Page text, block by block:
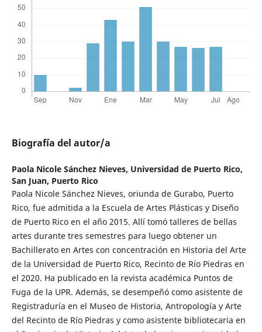
Biografía del autor/a
Paola Nicole Sánchez Nieves, Universidad de Puerto Rico,
San Juan, Puerto Rico
Paola Nicole Sánchez Nieves, oriunda de Gurabo, Puerto
Rico, fue admitida a la Escuela de Artes Plásticas y Diseño
de Puerto Rico en el año 2015. Allí tomó talleres de bellas
artes durante tres semestres para luego obtener un
Bachillerato en Artes con concentración en Historia del Arte
de la Universidad de Puerto Rico, Recinto de Río Piedras en
el 2020. Ha publicado en la revista académica Puntos de
Fuga de la UPR. Además, se desempeñó como asistente de
Registraduría en el Museo de Historia, Antropología y Arte
del Recinto de Río Piedras y como asistente bibliotecaria en